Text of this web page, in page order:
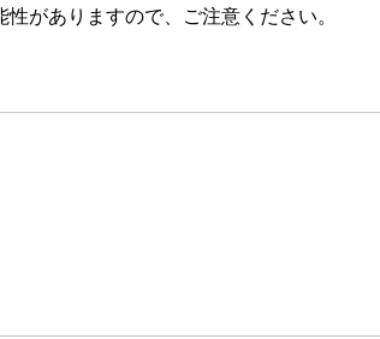
がありますので、ご注意ください。